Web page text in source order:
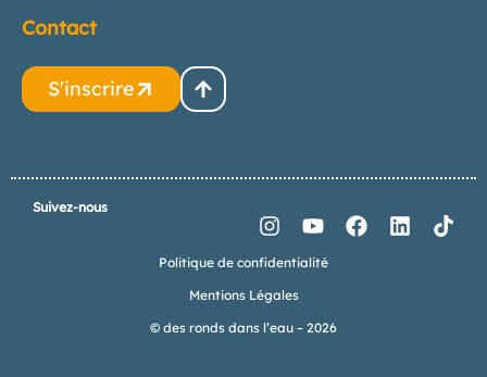
Contact
S'inscrire
Politique de confidentialité
Mentions Légales
© des ronds dans l’eau – 2026
Suivez-nous